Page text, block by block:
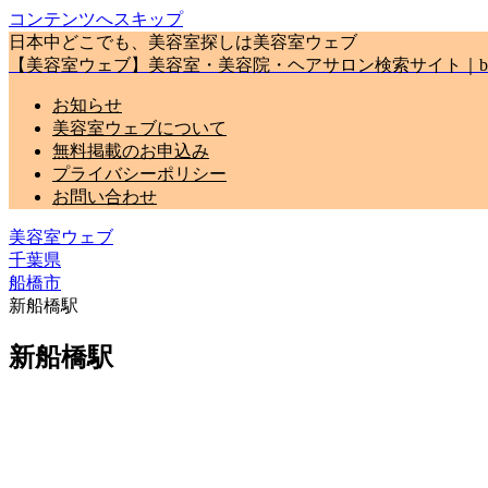
コンテンツへスキップ
日本中どこでも、美容室探しは美容室ウェブ
【美容室ウェブ】美容室・美容院・ヘアサロン検索サイト｜
お知らせ
美容室ウェブについて
無料掲載のお申込み
プライバシーポリシー
お問い合わせ
美容室ウェブ
千葉県
船橋市
新船橋駅
新船橋駅